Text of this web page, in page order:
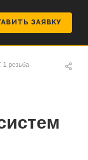
ЗАЯВКУ
1 резьба